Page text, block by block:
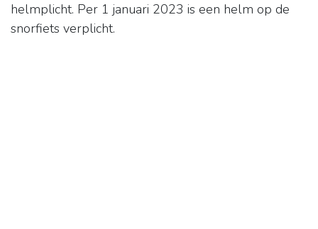
helmplicht. Per 1 januari 2023 is een helm op de
snorfiets verplicht.